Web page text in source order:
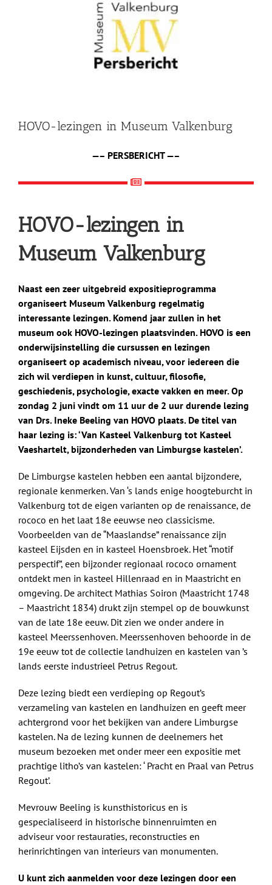
HOVO-lezingen in Museum Valkenburg
—– PERSBERICHT —–
HOVO-lezingen in
Museum Valkenburg
Naast een zeer uitgebreid expositieprogramma
organiseert Museum Valkenburg regelmatig
interessante lezingen. Komend jaar zullen in het
museum ook HOVO-lezingen plaatsvinden. HOVO is een
onderwijsinstelling die cursussen en lezingen
organiseert op academisch niveau, voor iedereen die
zich wil verdiepen in kunst, cultuur, filosofie,
geschiedenis, psychologie, exacte vakken en meer. Op
zondag 2 juni vindt om 11 uur de 2 uur durende lezing
van Drs. Ineke Beeling van HOVO plaats. De titel van
haar lezing is: ‘Van Kasteel Valkenburg tot Kasteel
Vaeshartelt, bijzonderheden van Limburgse kastelen’.
De Limburgse kastelen hebben een aantal bijzondere,
regionale kenmerken. Van ‘s lands enige hoogteburcht in
Valkenburg tot de eigen varianten op de renaissance, de
rococo en het laat 18e eeuwse neo classicisme.
Voorbeelden van de “Maaslandse” renaissance zijn
kasteel Eijsden en in kasteel Hoensbroek. Het “motif
perspectif”, een bijzonder regionaal rococo ornament
ontdekt men in kasteel Hillenraad en in Maastricht en
omgeving. De architect Mathias Soiron (Maastricht 1748
– Maastricht 1834) drukt zijn stempel op de bouwkunst
van de late 18e eeuw. Dit zien we onder andere in
kasteel Meerssenhoven. Meerssenhoven behoorde in de
19e eeuw tot de collectie landhuizen en kastelen van ’s
lands eerste industrieel Petrus Regout.
Deze lezing biedt een verdieping op Regout’s
verzameling van kastelen en landhuizen en geeft meer
achtergrond voor het bekijken van andere Limburgse
kastelen. Na de lezing kunnen de deelnemers het
museum bezoeken met onder meer een expositie met
prachtige litho’s van kastelen: ‘ Pracht en Praal van Petrus
Regout’.
Mevrouw Beeling is kunsthistoricus en is
gespecialiseerd in historische binnenruimten en
adviseur voor restauraties, reconstructies en
herinrichtingen van interieurs van monumenten.
U kunt zich aanmelden voor deze lezingen door een